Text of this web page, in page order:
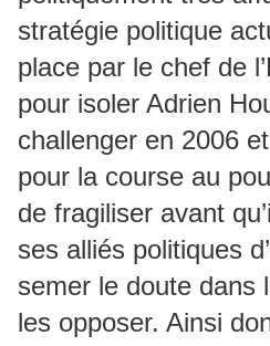
stratégie politique
place par le chef de
pour isoler Adrien
challenger en 2006
pour la course au
de fragiliser avant
ses alliés politiques
semer le doute dans
les opposer. Ainsi